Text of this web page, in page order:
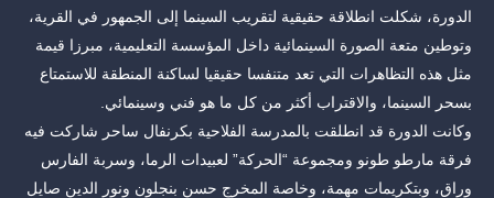
الدورة، شكلت انطلاقة حقيقية لتقريب السينما إلى الجمهور في القرية،
وتوطين متعة الصورة السينمائية داخل المؤسسة التعليمية، مبرزا قيمة
مثل هذه التظاهرات التي تعد متنفسا حقيقيا لساكنة المنطقة للاستمتاع
بسحر السينما، والاقتراب أكثر من كل ما هو فني وسينمائي.
وكانت الدورة قد انطلقت بالمدرسة الفلاحية بكرنفال ساحر شاركت فيه
فرقة مارطو طونو ومجموعة “الحركة” لعبيدات الرما، وسربة الفارس
وراق، وبتكريمات مهمة، وخاصة المخرج حسن بنجلون ونور الدين صايل